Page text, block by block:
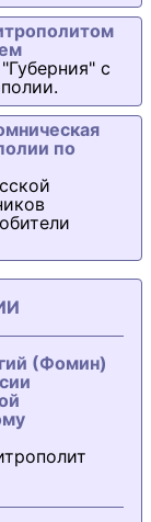
с
по
(Фомин)